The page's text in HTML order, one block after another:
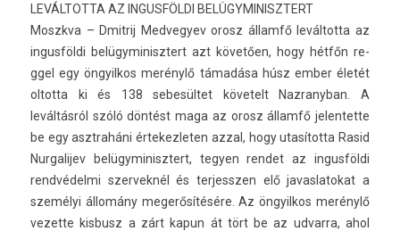
LEVÁL­TOTTA AZ IN­GUS­FÖLDI BE­LÜGYMINISZTERT
Moszkva – Dmit­rij Med­vegyev orosz államfő levál­totta az
in­gus­földi be­lügyminisztert azt követően, hogy hétfőn re­
ggel egy öngyil­kos merénylő támadása húsz ember életét
ol­totta ki és 138 sebesültet követelt Naz­ranyban. A
leváltásról szóló döntést maga az orosz államfő jelen­tette
be egy as­ztraháni értekez­let­en azzal, hogy utasította Rasid
Nur­galijev be­lügyminisztert, tegy­en re­ndet az in­gus­földi
rendvédelmi szer­veknél és ter­jessz­en elő javas­latokat a
személyi állomány megerősítésére. Az öngyil­kos merénylő
vezet­te kis­busz a zárt kapun át tört be az ud­varra, ahol